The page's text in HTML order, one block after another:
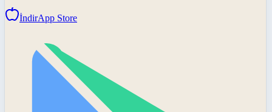
İndirApp Store